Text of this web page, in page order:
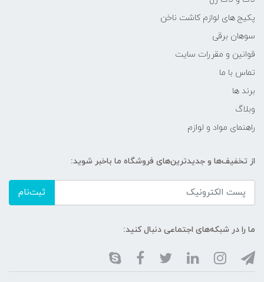
پکیج های لوازم کاشت ناخن
سوهان برقی
قوانین و مقررات سایت
تماس با ما
برند ها
وبلاگ
راهنمای مواد و لوازم
از تخفیف‌ها و جدیدترین‌های فروشگاه ما باخبر شوید:
ثبت‌نام
ما را در شبکه‌های اجتماعی دنبال کنید: